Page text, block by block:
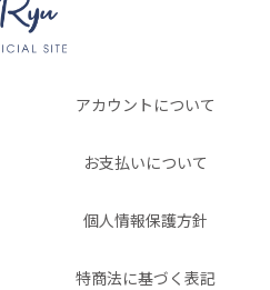
アカウントについて
お支払いについて
個人情報保護方針
特商法に基づく表記